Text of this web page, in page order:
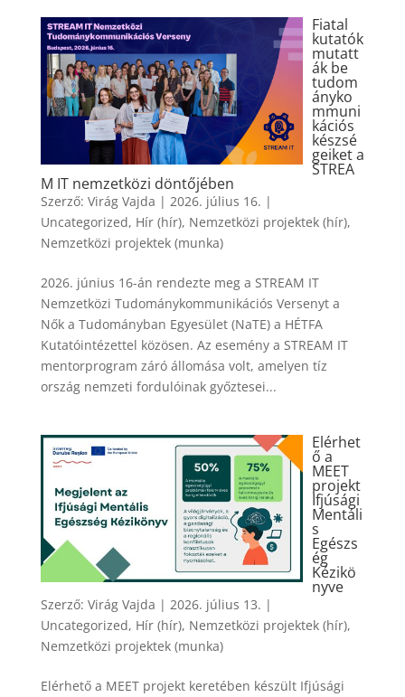
Fiatal
kutatók
mutatt
ák be
tudom
ányko
mmuni
kációs
készsé
geiket a
STREA
M IT nemzetközi döntőjében
Szerző: Virág Vajda | 2026. július 16. |
Uncategorized, Hír (hír), Nemzetközi projektek (hír),
Nemzetközi projektek (munka)
2026. június 16-án rendezte meg a STREAM IT
Nemzetközi Tudománykommunikációs Versenyt a
Nők a Tudományban Egyesület (NaTE) a HÉTFA
Kutatóintézettel közösen. Az esemény a STREAM IT
mentorprogram záró állomása volt, amelyen tíz
ország nemzeti fordulóinak győztesei...
Elérhet
ő a
MEET
projekt
Ifjúsági
Mentáli
s
Egészs
ég
Kézikö
nyve
Szerző: Virág Vajda | 2026. július 13. |
Uncategorized, Hír (hír), Nemzetközi projektek (hír),
Nemzetközi projektek (munka)
Elérhető a MEET projekt keretében készült Ifjúsági